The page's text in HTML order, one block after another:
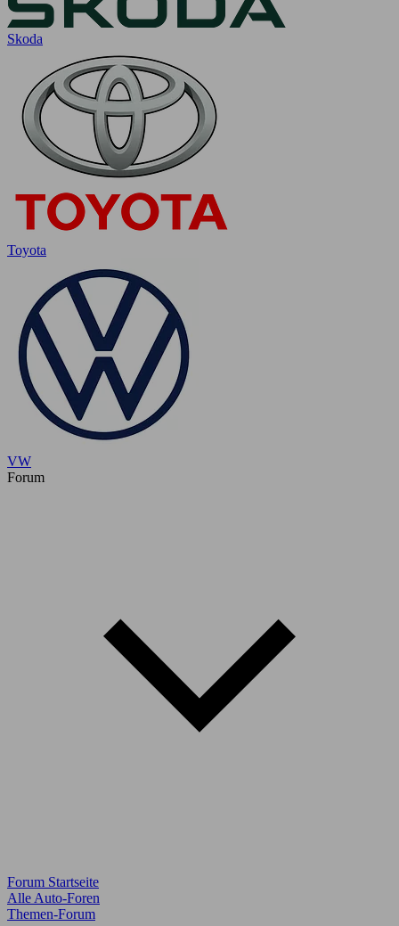
Skoda
Toyota
VW
Forum
Forum Startseite
Alle Auto-Foren
Themen-Forum